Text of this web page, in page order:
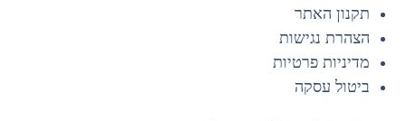
תקנון האתר
הצהרת נגישות
מדיניות פרטיות
ביטול עסקה